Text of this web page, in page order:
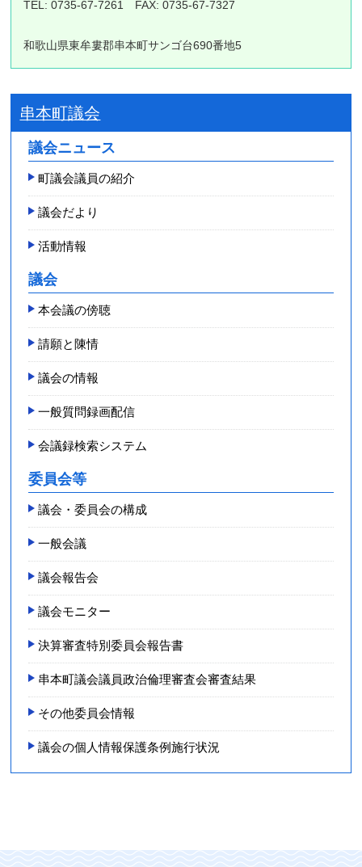
TEL: 0735-67-7261 FAX: 0735-67-7327
和歌山県東牟婁郡串本町サンゴ台690番地5
串本町議会
議会ニュース
町議会議員の紹介
議会だより
活動情報
議会
本会議の傍聴
請願と陳情
議会の情報
一般質問録画配信
会議録検索システム
委員会等
議会・委員会の構成
一般会議
議会報告会
議会モニター
決算審査特別委員会報告書
串本町議会議員政治倫理審査会審査結果
その他委員会情報
議会の個人情報保護条例施行状況